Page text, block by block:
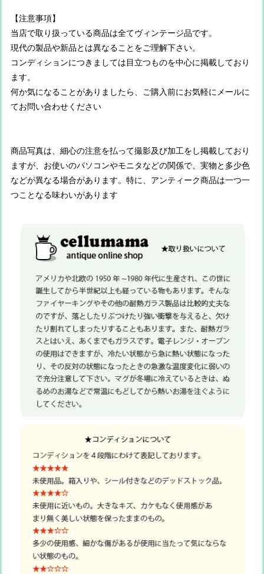
【注意事項】
当店で取り扱っている商品は全てヴィンテージ品です。
現代の製品や新品とは異なることをご理解下さい。
コンディションにつきましては目立つものを中心に掲載しており
ます。
何か気になることがありましたら、ご購入前にお気軽にメールに
てお問い合わせください
商品写真は、細心の注意を払って撮影及び加工をし掲載しており
ますが、お使いのパソコンやモニタなどの関係で、実物と多少色
などが異なる場合があります。特に、アンティーク商品は一つ一
つことなる味わいがあります